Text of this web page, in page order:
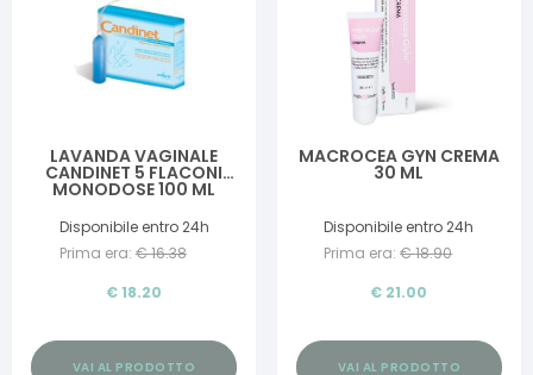
LAVANDA VAGINALE
CANDINET 5 FLACONI
MONODOSE 100 ML
Disponibile entro 24h
Prima era: €16.38
€ 18.20
VAI AL PRODOTTO
MACROCEA GYN CREMA
30 ML
Disponibile entro 24h
Prima era: €18.90
€ 21.00
VAI AL PRODOTTO